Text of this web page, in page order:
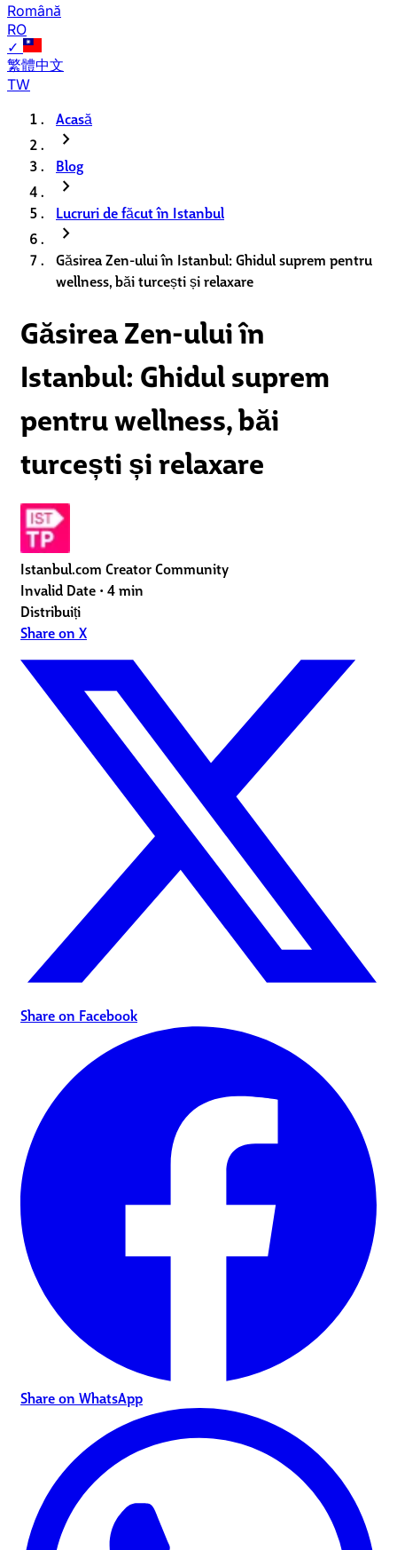
Română
RO
✓
繁體中文
TW
Acasă
chevron_right
Blog
chevron_right
Lucruri de făcut în Istanbul
chevron_right
Găsirea Zen-ului în Istanbul: Ghidul suprem pentru
wellness, băi turcești și relaxare
Găsirea Zen-ului în
Istanbul: Ghidul suprem
pentru wellness, băi
turcești și relaxare
Istanbul.com Creator Community
Invalid Date • 4 min
Distribuiți
Share on X
Share on Facebook
Share on WhatsApp